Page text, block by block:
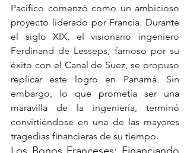
Pacífico comenzó como un ambicioso
proyecto liderado por Francia. Durante
el siglo XIX, el visionario ingeniero
Ferdinand de Lesseps, famoso por su
éxito con el Canal de Suez, se propuso
replicar este logro en Panamá. Sin
embargo, lo que prometía ser una
maravilla de la ingeniería, terminó
convirtiéndose en una de las mayores
tragedias financieras de su tiempo.